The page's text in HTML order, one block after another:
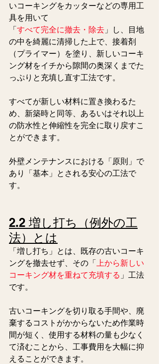
いコーキングをカッターなどの専用工
具を用いて
「すべて完全に撤去・除去 」し、目地
の中を綺麗に清掃した上で、接着剤
（プライマー）を塗り、新しいコーキ
ング材をイチから隙間の奥深くまでた
っぷりと充填し直す工法です。
すべてが新しい材料に置き換わるた
め、新築時と同等、あるいはそれ以上
の防水性と伸縮性を完全に取り戻すこ
とができます。
外壁メンテナンスにおける「原則」で
あり「基本」とされる安心の工法で
す。
2.2 増し打ち（例外の工
法）とは
「増し打ち」とは、既存の古いコーキ
ングを撤去せず、その「上から新しい
コーキング材を重ねて充填する 」工法
です。
古いコーキングを切り取る手間や、廃
棄するコストがかからないため作業時
間が短く、使用する材料の量も少なく
て済むことから、工事費用を大幅に抑
えることができます。